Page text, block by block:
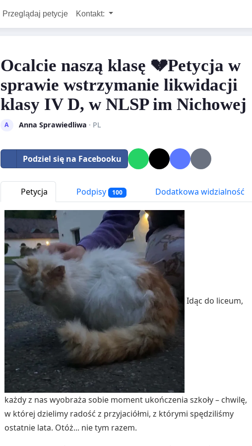
Przeglądaj petycje Kontakt:
Ocalcie naszą klasę 💔Petycja w
sprawie wstrzymanie likwidacji
klasy IV D, w NLSP im Nichowej
A Anna Sprawiedliwa · PL
Podziel się na Facebooku
Petycja Podpisy 100 Dodatkowa widzialność
Idąc do liceum,
każdy z nas wyobraża sobie moment ukończenia szkoły – chwilę,
w której dzielimy radość z przyjaciółmi, z którymi spędziliśmy
ostatnie lata. Otóż... nie tym razem.